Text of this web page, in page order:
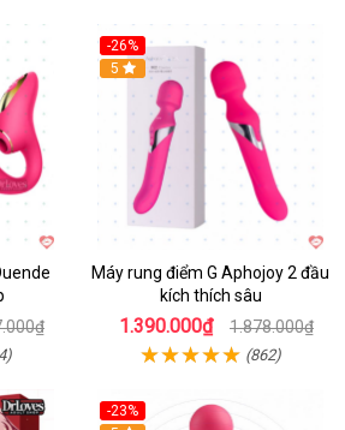
-26%
Hot
5
Máy rung điểm G Aphojoy 2 đầu
kích thích sâu
1.390.000₫ 1.878.000₫
(862)
-23%